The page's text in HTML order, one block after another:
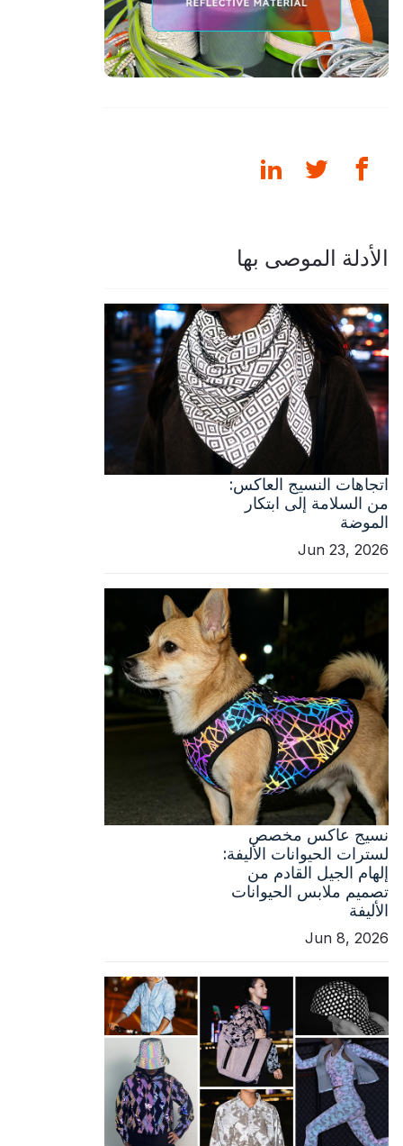
الأدلة الموصى بها
اتجاهات النسيج العاكس:
من السلامة إلى ابتكار
الموضة
Jun 23, 2026
نسيج عاكس مخصص
لسترات الحيوانات الأليفة:
إلهام الجيل القادم من
تصميم ملابس الحيوانات
الأليفة
Jun 8, 2026